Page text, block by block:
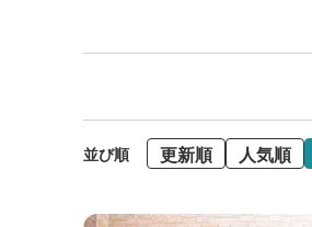
並び順 更新順 人気順